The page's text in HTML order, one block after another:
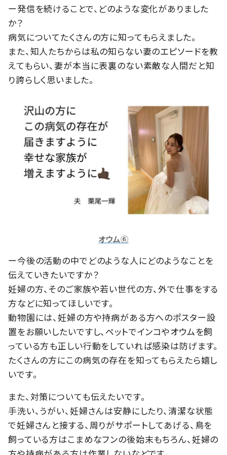
ー発信を続けることで、どのような変化がありました
か？
病気についてたくさんの方に知ってもらえました。
また、知人たちからは私の知らない妻のエピソードを教
えてもらい、妻が本当に表裏のない素敵な人間だと知
り誇らしく思いました。
オウム⑥
ー今後の活動の中でどのような人にどのようなことを
伝えていきたいですか？
妊婦の方、そのご家族や若い世代の方、外で仕事をする
方などに知ってほしいです。
動物園には、妊婦の方や持病がある方へのポスター設
置をお願いしたいですし、ペットでインコやオウムを飼
っている方も正しい行動をしていれば感染は防げます。
たくさんの方にこの病気の存在を知ってもらえたら嬉し
いです。
また、対策についても伝えたいです。
手洗い、うがい、妊婦さんは安静にしたり、清潔な状態
で妊婦さんと接する、周りがサポートしてあげる、鳥を
飼っている方はこまめなフンの後始末もちろん、妊婦の